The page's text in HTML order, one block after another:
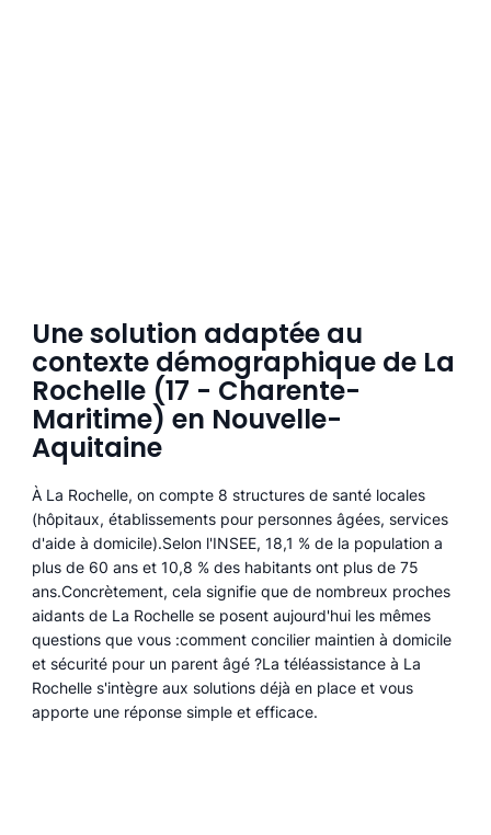
Une solution adaptée au
contexte démographique de La
Rochelle (17 - Charente-
Maritime) en Nouvelle-
Aquitaine
À La Rochelle, on compte 8 structures de santé locales
(hôpitaux, établissements pour personnes âgées, services
d'aide à domicile).Selon l'INSEE, 18,1 % de la population a
plus de 60 ans et 10,8 % des habitants ont plus de 75
ans.Concrètement, cela signifie que de nombreux proches
aidants de La Rochelle se posent aujourd'hui les mêmes
questions que vous :comment concilier maintien à domicile
et sécurité pour un parent âgé ?La téléassistance à La
Rochelle s'intègre aux solutions déjà en place et vous
apporte une réponse simple et efficace.